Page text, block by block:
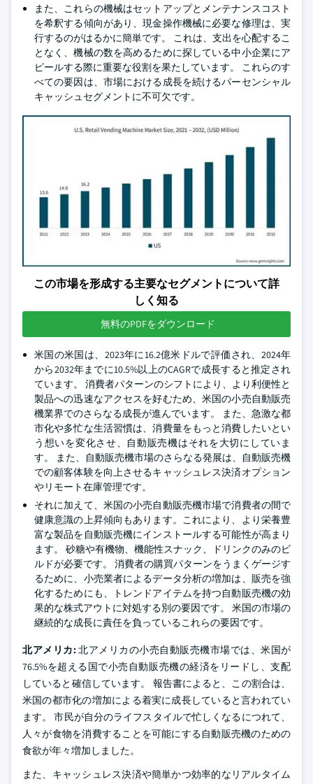
また、これらの機械はセットアップとメンテナンスコスト
を希釈する傾向があり、現金操作機械に必要な修理は、実
行するのがはるかに簡単です。 これは、支出を心配するこ
となく、機械の数を高めるために探している中小企業にア
ピールする際に重要な役割を果たしています。 これらのす
べての要因は、市場における成長を続けるパーセンシャル
キャッシュセグメントに不可欠です。
この市場を形成する主要なセグメントについて詳
しく知る
無料のPDFをダウンロード
米国の米国は、2023年に16.2億米ドルで評価され、2024年
から2032年までに10.5%以上のCAGRで成長すると推定され
ています。 消費者パターンのシフトにより、より利便性と
製品への迅速なアクセスを好むため、米国の小売自動販売
機業界でのさらなる成長が進んでいます。 また、急激な都
市化や多忙な生活習慣は、消費量をもっと消費したいとい
う想いを変化させ、自動販売機はそれを大切にしていま
す。 また、自動販売機市場のさらなる発展は、自動販売機
での顧客体験を向上させるキャッシュレス決済オプション
やリモート在庫管理です。
それに加えて、米国の小売自動販売機市場で消費者の間で
健康意識の上昇傾向もあります。これにより、より栄養豊
富な製品を自動販売機にインストールする可能性が高まり
ます。 砂糖や有機物、機能性スナック、ドリンクのみのビ
ルドが必要です。 消費者の購買パターンをうまくゲージす
るために、小売業者によるデータ分析の増加は、販売を強
化するためにも、トレンドアイテムを持つ自動販売機の効
果的な株式アウトに対処する別の要因です。 米国の市場の
継続的な成長に責任を負っているこれらの要因です。
北アメリカ:北アメリカの小売自動販売機市場では、米国が
76.5%を超える国で小売自動販売機の経済をリードし、支配
していると確信しています。 報告書によると、この割合は、
米国の都市化の増加による着実に成長していると言われてい
ます。 市民が自分のライフスタイルで忙しくなるにつれて、
人々が食物を消費することを可能にする自動販売機のための
食欲が年々増加しました。
また、キャッシュレス決済や簡単かつ効率的なリアルタイム